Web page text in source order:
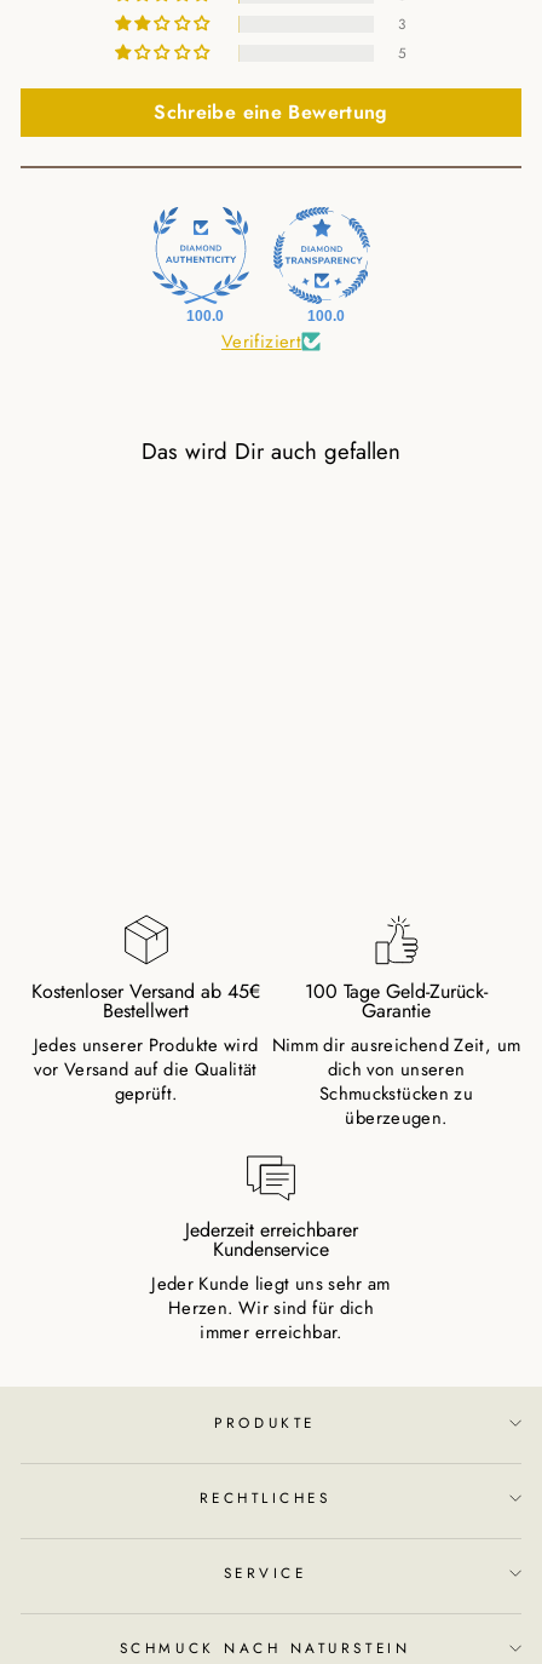
3
5
Schreibe eine Bewertung
100.0 100.0
Verifiziert
Das wird Dir auch gefallen
Kostenloser Versand ab 45€
Bestellwert
Jedes unserer Produkte wird
vor Versand auf die Qualität
geprüft.
100 Tage Geld-Zurück-
Garantie
Nimm dir ausreichend Zeit, um
dich von unseren
Schmuckstücken zu
überzeugen.
Jederzeit erreichbarer
Kundenservice
Jeder Kunde liegt uns sehr am
Herzen. Wir sind für dich
immer erreichbar.
PRODUKTE
RECHTLICHES
SERVICE
SCHMUCK NACH NATURSTEIN